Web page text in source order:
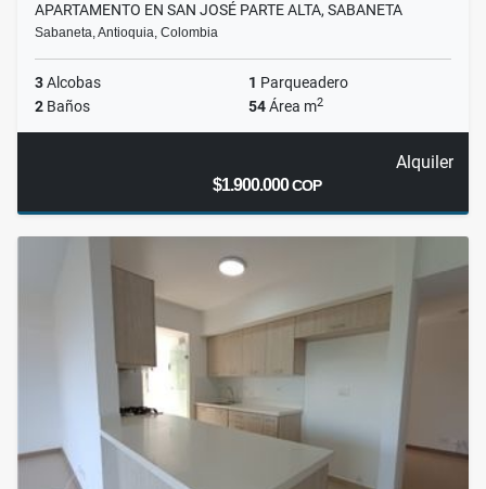
APARTAMENTO EN SAN JOSÉ PARTE ALTA, SABANETA
Sabaneta, Antioquia, Colombia
3Alcobas 1 Parqueadero
2 Baños 54Área m2
Alquiler
$1.900.000COP